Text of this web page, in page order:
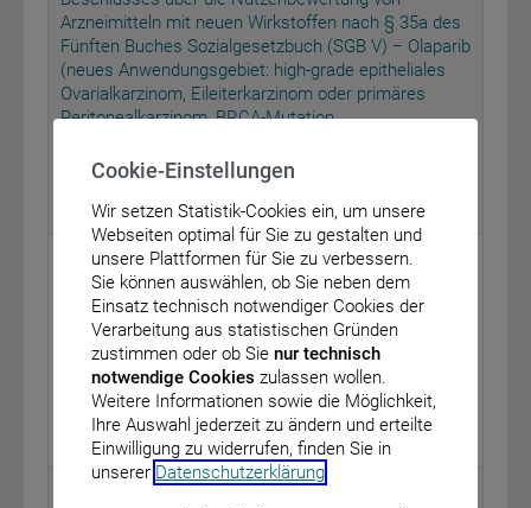
Arzneimitteln mit neuen Wirkstoffen nach § 35a des
Fünften Buches Sozialgesetzbuch (SGB V) − Olaparib
(neues Anwendungsgebiet: high-grade epitheliales
Ovarialkarzinom, Eileiterkarzinom oder primäres
Peritonealkarzinom, BRCA-Mutation,
vom: 19. Januar 2023
BAnz AT 14.02.2023 B3
Bundesministerium für Gesundheit
Bekanntmachung von Beschlüssen des
Spitzenverbandes Bund der Krankenkassen (GKV-
Spitzenverband) nach § 35 des Fünften Buches
Sozialgesetzbuch
vom: 6. Februar 2023
BAnz AT 14.02.2023 B4
Bundesanstalt für Finanzdienstleistungsaufsicht
Cookie-Einstellungen
Wir setzen Statistik-Cookies ein, um unsere
Webseiten optimal für Sie zu gestalten und
unsere Plattformen für Sie zu verbessern.
Sie können auswählen, ob Sie neben dem
Einsatz technisch notwendiger Cookies der
Verarbeitung aus statistischen Gründen
zustimmen oder ob Sie nur technisch
notwendige Cookies zulassen wollen.
Weitere Informationen sowie die Möglichkeit,
Ihre Auswahl jederzeit zu ändern und erteilte
Einwilligung zu widerrufen, finden Sie in
unserer Datenschutzerklärung.